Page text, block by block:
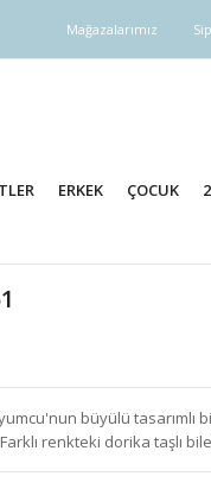
Mağazalarımız
ERKEK ÇOCUK
büyülü tasarımlı
renkteki dorika taşlı